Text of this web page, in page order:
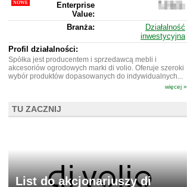
Enterprise
Value:
226
Branża:
Działalność
inwestycyjna
Profil działalności:
Spółka jest producentem i sprzedawcą mebli i
akcesoriów ogrodowych marki di volio. Oferuje szeroki
wybór produktów dopasowanych do indywidualnych...
więcej »
TU ZACZNIJ
List do akcjonariuszy di